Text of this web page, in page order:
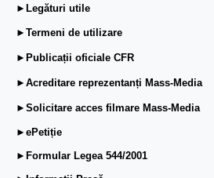
►Legături utile
►Termeni de utilizare
►Publicații oficiale CFR
►Acreditare reprezentanți Mass-Media
►Solicitare acces filmare Mass-Media
►ePetiție
►Formular Legea 544/2001